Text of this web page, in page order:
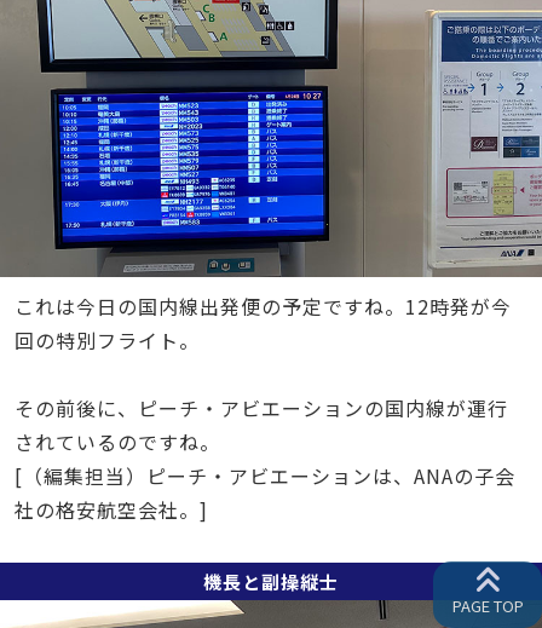
これは今日の国内線出発便の予定ですね。12時発が今
回の特別フライト。
その前後に、ピーチ・アビエーションの国内線が運行
されているのですね。
[（編集担当）ピーチ・アビエーションは、ANAの子会
社の格安航空会社。]
機長と副操縦士